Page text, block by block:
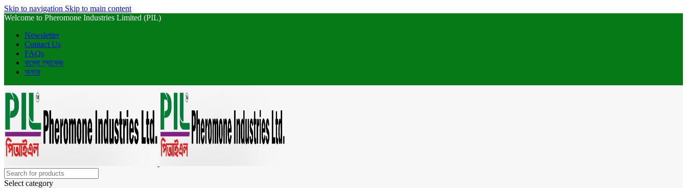
Skip to navigation Skip to main content
Welcome to Pheromone Industries Limited (PIL)
Newsletter
Contact Us
FAQs
কম্বো প্যাকেজ
অফার
Select category